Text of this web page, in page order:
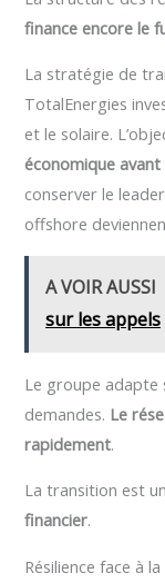
finance encore le
La stratégie de
TotalEnergies
et le solaire.
économique avant
conserver le
offshore
A VOIR AUSSI
sur les appels
Le groupe adapte
demandes. Le
rapidement.
La transition est un
financier.
Résilience face à